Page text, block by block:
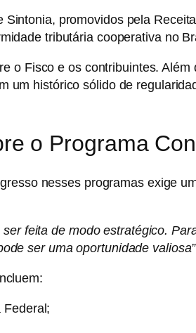
Sintonia, promovidos pela
tributária cooperativa no
o Fisco e os contribuintes.
um histórico sólido de
o Programa
nesses programas exige
feita de modo estratégico.
ser uma oportunidade valiosa”
Federal;